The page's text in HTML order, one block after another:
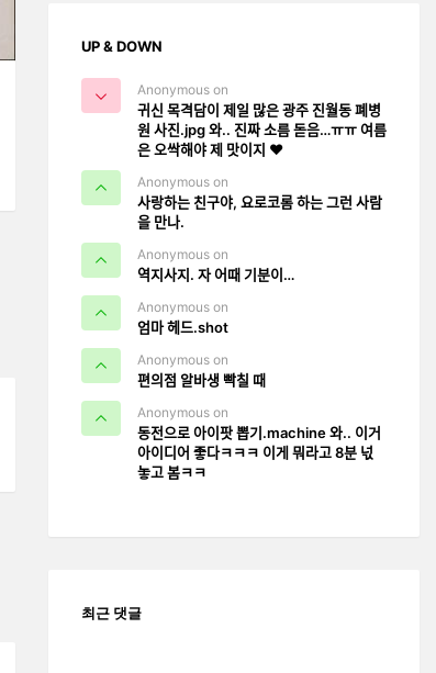
UP & DOWN
Anonymous on
귀신 목격담이 제일 많은 광주 진월동 폐병
원 사진.jpg 와.. 진짜 소름 돋음…ㅠㅠ 여름
은 오싹해야 제 맛이지 ❤️
Anonymous on
사랑하는 친구야, 요로코롬 하는 그런 사람
을 만나.
Anonymous on
역지사지. 자 어때 기분이…
Anonymous on
엄마 헤드.shot
Anonymous on
편의점 알바생 빡칠 때
Anonymous on
동전으로 아이팟 뽑기.machine 와.. 이거
아이디어 좋다ㅋㅋㅋ 이게 뭐라고 8분 넋
놓고 봄ㅋㅋ
최근 댓글